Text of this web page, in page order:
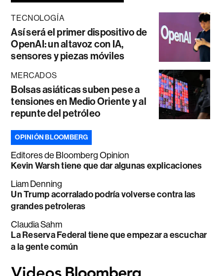
TECNOLOGÍA
Así será el primer dispositivo de
OpenAI: un altavoz con IA,
sensores y piezas móviles
MERCADOS
Bolsas asiáticas suben pese a
tensiones en Medio Oriente y al
repunte del petróleo
OPINIÓN BLOOMBERG
Editores de Bloomberg Opinion
Kevin Warsh tiene que dar algunas explicaciones
Liam Denning
Un Trump acorralado podría volverse contra las
grandes petroleras
Claudia Sahm
La Reserva Federal tiene que empezar a escuchar
a la gente común